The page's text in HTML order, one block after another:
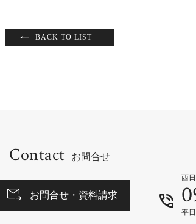
BACK TO LIST
Contact お問合せ
お問合せ・資料請求
西
平